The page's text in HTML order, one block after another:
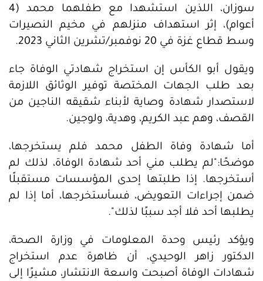
سوزان، اللذين استشهدا مع طفلهما محمد (4
أعوام)، إثر استهداف منزلهم في مخيم النصيرات
وسط قطاع غزة في 20 نوفمبر/تشرين الثاني 2023.
ويقول أبو الكأس إن استخراج شهادتي الوفاة جاء
بعد طلب الجهات المختصة توفير الوثائق اللازمة
لاستصدار شهادة وصاية لأبناء شقيقه الناجين من
القصف، وهم عبد الكريم، وهدية، ولوجين.
أما شهادة وفاة الطفل محمد فلم يستخرجها،
موضحًا:"لم يطلب مني أحد شهادة الوفاة، لذلك لم
أستخرجها. إذا طلبتها إحدى المؤسسات مستقبلًا
ضمن إجراءات التعويض، فسأستخرجها، أما إذا لم
يطلبها أحد فلا أجد سببًا لذلك".
ويؤكد رئيس وحدة المعلومات في وزارة الصحة،
الدكتور زاهر الوحيدي، أن ظاهرة عدم استخراج
شهادات الوفاة أصبحت واسعة الانتشار، مشيرًا إلى